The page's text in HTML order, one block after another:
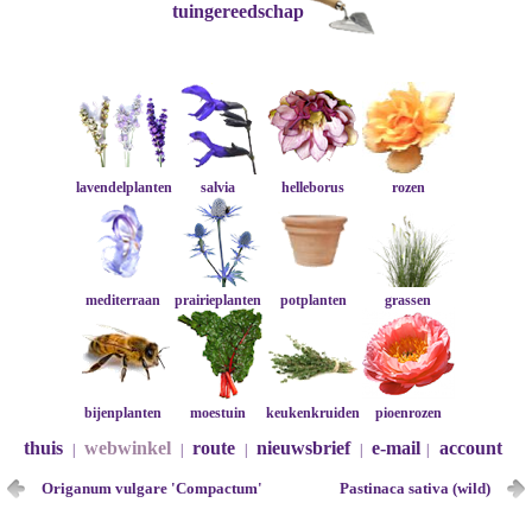
tuingereedschap
lavendelplanten salvia helleborus rozen
mediterraan prairieplanten potplanten grassen
bijenplanten moestuin keukenkruiden pioenrozen
thuis webwinkel route nieuwsbrief e-mail account
Origanum vulgare 'Compactum' Pastinaca sativa (wild)